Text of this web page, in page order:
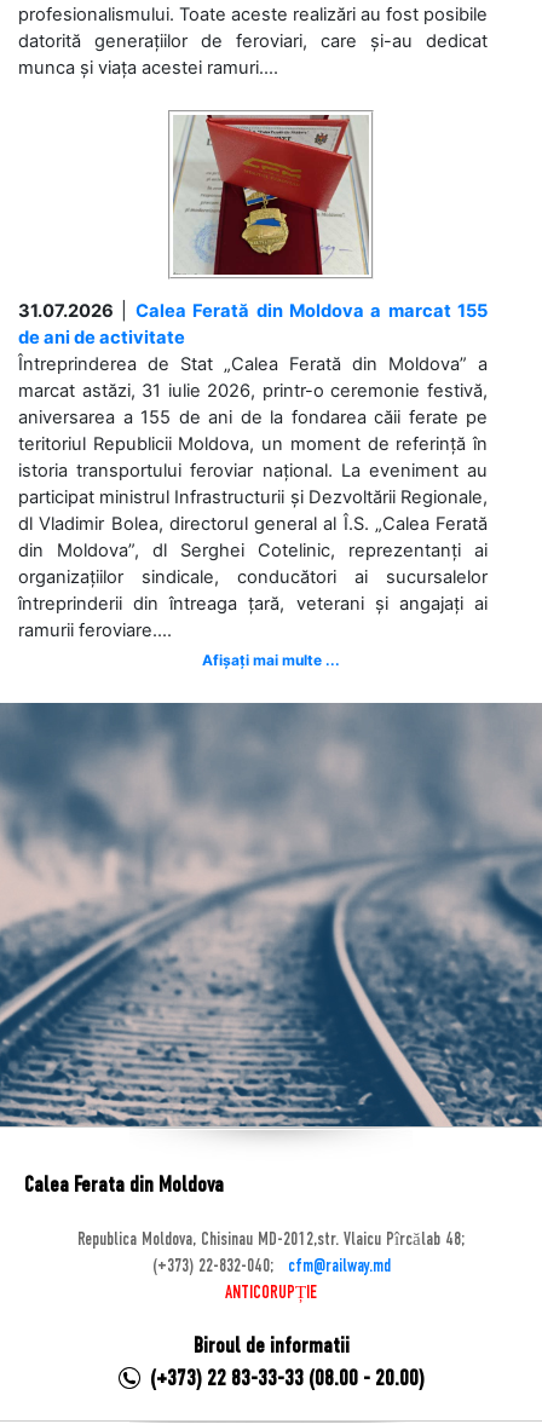
profesionalismului. Toate aceste realizări au fost posibile
datorită generațiilor de feroviari, care și-au dedicat
munca și viața acestei ramuri....
31.07.2026
Calea Ferată din Moldova a marcat 155
de ani de activitate
Întreprinderea de Stat „Calea Ferată din Moldova” a
marcat astăzi, 31 iulie 2026, printr-o ceremonie festivă,
aniversarea a 155 de ani de la fondarea căii ferate pe
teritoriul Republicii Moldova, un moment de referință în
istoria transportului feroviar național. La eveniment au
participat ministrul Infrastructurii și Dezvoltării Regionale,
dl Vladimir Bolea, directorul general al Î.S. „Calea Ferată
din Moldova”, dl Serghei Cotelinic, reprezentanți ai
organizațiilor sindicale, conducători ai sucursalelor
întreprinderii din întreaga țară, veterani și angajați ai
ramurii feroviare....
Afișați mai multe ...
Calea Ferata din Moldova
Republica Moldova, Chisinau MD-2012,str. Vlaicu Pîrcălab 48;
(+373) 22-832-040;
cfm@railway.md
ANTICORUPȚIE
Biroul de informatii
(+373) 22 83-33-33 (08.00 - 20.00)